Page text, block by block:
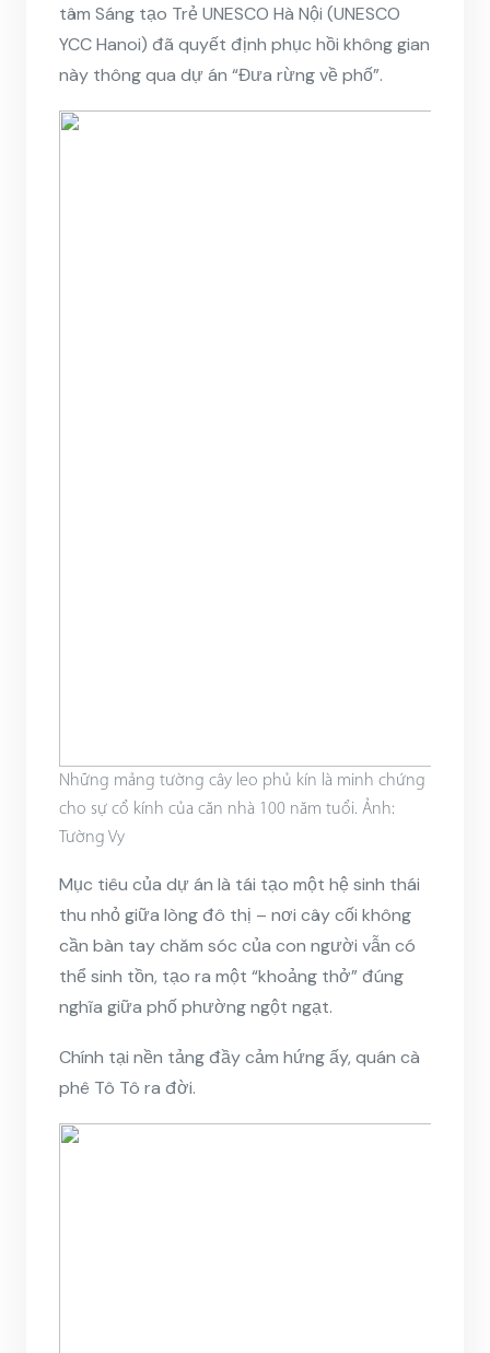
tâm Sáng tạo Trẻ UNESCO Hà Nội (UNESCO
YCC Hanoi) đã quyết định phục hồi không gian
này thông qua dự án “Đưa rừng về phố”.
Những mảng tường cây leo phủ kín là minh chứng
cho sự cổ kính của căn nhà 100 năm tuổi. Ảnh:
Tường Vy
Mục tiêu của dự án là tái tạo một hệ sinh thái
thu nhỏ giữa lòng đô thị – nơi cây cối không
cần bàn tay chăm sóc của con người vẫn có
thể sinh tồn, tạo ra một “khoảng thở” đúng
nghĩa giữa phố phường ngột ngạt.
Chính tại nền tảng đầy cảm hứng ấy, quán cà
phê Tô Tô ra đời.